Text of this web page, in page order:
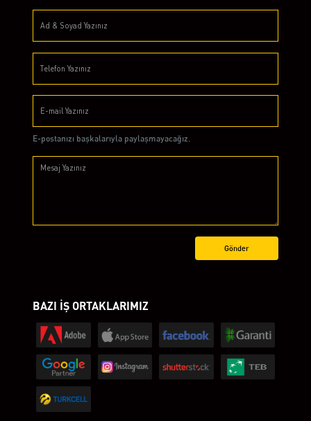
E-postanızı başkalarıyla paylaşmayacağız.
Gönder
BAZI İŞ ORTAKLARIMIZ